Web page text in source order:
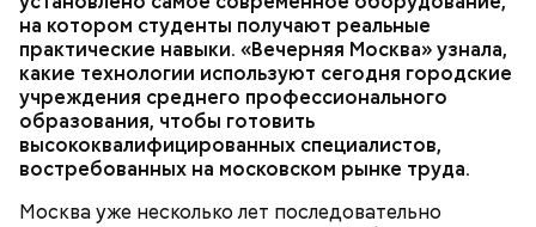
на котором студенты получают реальные
практические навыки. «Вечерняя Москва» узнала,
какие технологии используют сегодня городские
учреждения среднего профессионального
образования, чтобы готовить
высококвалифицированных специалистов,
востребованных на московском рынке труда.
Москва уже несколько лет последовательно
качество обучения, мы переоснастили полторы
тысячи мастерских и лабораторий. Ирина Швец
сообщила, что к 2031 году планируется полностью
обновить инфраструктуру городских колледжей, в
том числе — построить семь новых, где будут
обучаться более 60 тысяч студентов.
ОБРАЗОВАНИЕ МОСКВА КОЛЛЕДЖИ
Возведение в Москве социальных объектов
соответствует целям и инициативам
национального проекта